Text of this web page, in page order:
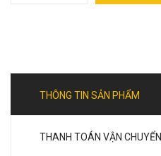
THÔNG TIN SẢN PHẨM
THANH TOÁN VẬN CHUYỂN